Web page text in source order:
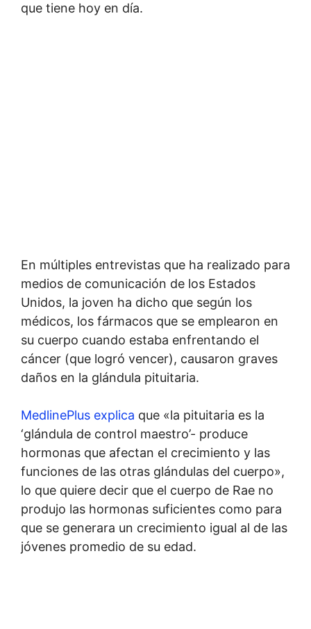
que tiene hoy en día.
En múltiples entrevistas que ha realizado para
medios de comunicación de los Estados
Unidos, la joven ha dicho que según los
médicos, los fármacos que se emplearon en
su cuerpo cuando estaba enfrentando el
cáncer (que logró vencer), causaron graves
daños en la glándula pituitaria.
MedlinePlus explica que «la pituitaria es la
‘glándula de control maestro’- produce
hormonas que afectan el crecimiento y las
funciones de las otras glándulas del cuerpo»,
lo que quiere decir que el cuerpo de Rae no
produjo las hormonas suficientes como para
que se generara un crecimiento igual al de las
jóvenes promedio de su edad.